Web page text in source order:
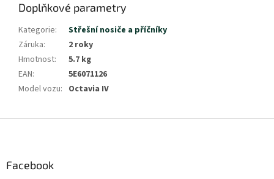
Doplňkové parametry
Kategorie:
Střešní nosiče a příčníky
Záruka:
2 roky
Hmotnost:
5.7 kg
EAN:
5E6071126
Model vozu: Octavia IV
Facebook